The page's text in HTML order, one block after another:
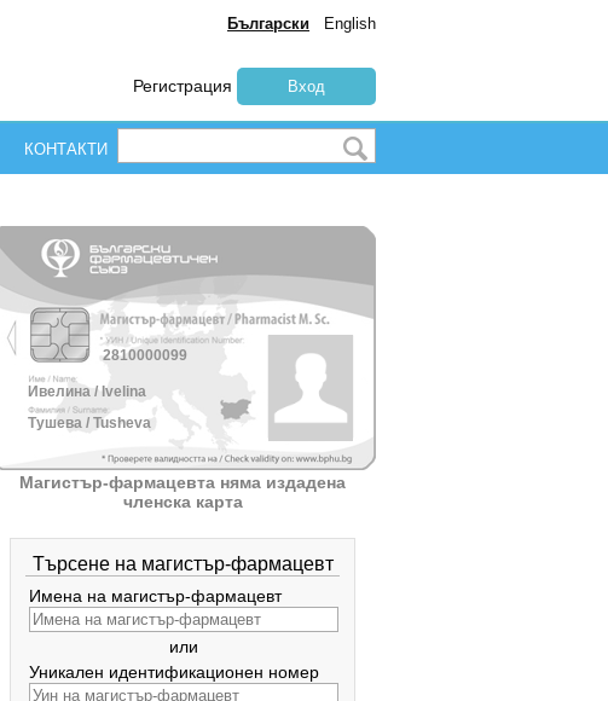
Български English
Регистрация Вход
КОНТАКТИ
2810000099
Ивелина / Ivelina
Тушева / Tusheva
Магистър-фармацевта няма издадена
членска карта
Търсене на магистър-фармацевт
Имена на магистър-фармацевт
или
Уникален идентификационен номер